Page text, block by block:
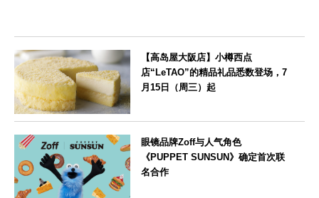
【高岛屋大阪店】小樽西点
店“LeTAO”的精品礼品悉数登场，7
月15日（周三）起
眼镜品牌Zoff与人气角色
《PUPPET SUNSUN》确定首次联
名合作